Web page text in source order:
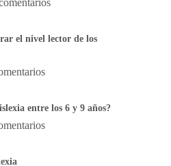
el nivel lector de los
entre los 6 y 9 años?